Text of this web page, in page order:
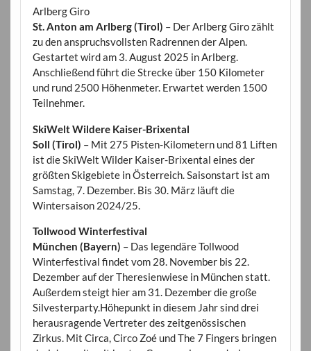
Arlberg Giro
St. Anton am Arlberg (Tirol) – Der Arlberg Giro zählt
zu den anspruchsvollsten Radrennen der Alpen.
Gestartet wird am 3. August 2025 in Arlberg.
Anschließend führt die Strecke über 150 Kilometer
und rund 2500 Höhenmeter. Erwartet werden 1500
Teilnehmer.
SkiWelt Wildere Kaiser-Brixental
Soll (Tirol) – Mit 275 Pisten-Kilometern und 81 Liften
ist die SkiWelt Wilder Kaiser-Brixental eines der
größten Skigebiete in Österreich. Saisonstart ist am
Samstag, 7. Dezember. Bis 30. März läuft die
Wintersaison 2024/25.
Tollwood Winterfestival
München (Bayern) – Das legendäre Tollwood
Winterfestival findet vom 28. November bis 22.
Dezember auf der Theresienwiese in München statt.
Außerdem steigt hier am 31. Dezember die große
Silvesterparty.Höhepunkt in diesem Jahr sind drei
herausragende Vertreter des zeitgenössischen
Zirkus. Mit Circa, Circo Zoé und The 7 Fingers bringen